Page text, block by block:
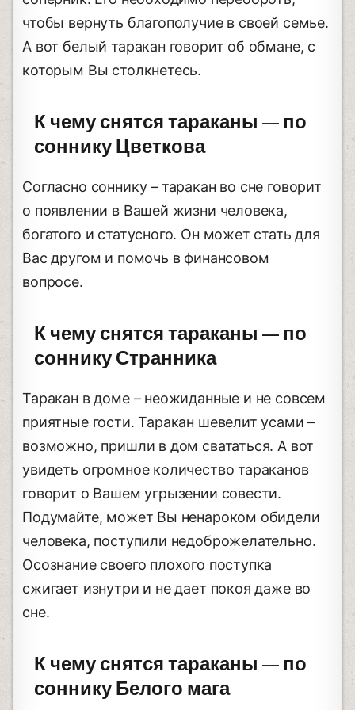
чтобы вернуть благополучие в своей семье.
А вот белый таракан говорит об обмане, с
которым Вы столкнетесь.
К чему снятся тараканы — по
соннику Цветкова
Согласно соннику – таракан во сне говорит
о появлении в Вашей жизни человека,
богатого и статусного. Он может стать для
Вас другом и помочь в финансовом
вопросе.
К чему снятся тараканы — по
соннику Странника
Таракан в доме – неожиданные и не совсем
приятные гости. Таракан шевелит усами –
возможно, пришли в дом свататься. А вот
увидеть огромное количество тараканов
говорит о Вашем угрызении совести.
Подумайте, может Вы ненароком обидели
человека, поступили недоброжелательно.
Осознание своего плохого поступка
сжигает изнутри и не дает покоя даже во
сне.
К чему снятся тараканы — по
соннику Белого мага